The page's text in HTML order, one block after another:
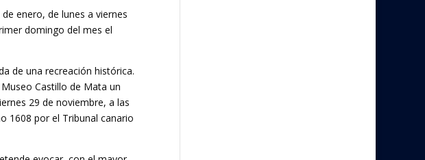
enero, de lunes a viernes
domingo del mes el
de una recreación histórica.
Castillo de Mata un
29 de noviembre, a las
1608 por el Tribunal canario